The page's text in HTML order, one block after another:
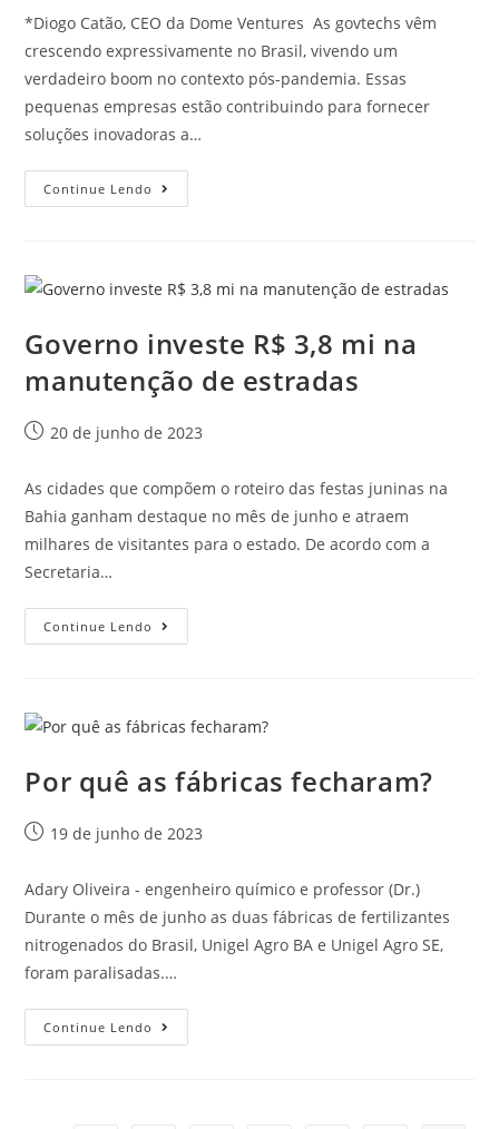
*Diogo Catão, CEO da Dome Ventures As govtechs vêm
crescendo expressivamente no Brasil, vivendo um
verdadeiro boom no contexto pós-pandemia. Essas
pequenas empresas estão contribuindo para fornecer
soluções inovadoras a…
Continue Lendo
Governo investe R$ 3,8 mi na
manutenção de estradas
20 de junho de 2023
As cidades que compõem o roteiro das festas juninas na
Bahia ganham destaque no mês de junho e atraem
milhares de visitantes para o estado. De acordo com a
Secretaria…
Continue Lendo
Por quê as fábricas fecharam?
19 de junho de 2023
Adary Oliveira - engenheiro químico e professor (Dr.)
Durante o mês de junho as duas fábricas de fertilizantes
nitrogenados do Brasil, Unigel Agro BA e Unigel Agro SE,
foram paralisadas.…
Continue Lendo